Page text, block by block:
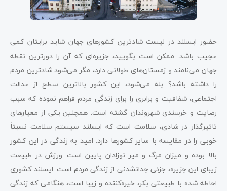
حضور ایسلند در لیست شادترین کشورهای جهان شاید برایتان کمی
عجیب باشد. ممکن است بگویید، جزیره‌ای که آن را دورترین نقطه
جهان می‌نامند و زمستان‌های طولانی دارد، مگر می‌شود شادترین مردم
را داشته باشد؟ بله می‌شود، این کشور بالاترین سطح از عدالت
اجتماعی، شفافیت و برابری را برای زندگی مردم فراهم نموده که سبب
رضایت و خرسندی شهروندان گشته است. همچنین یکی از معیارهای
تاثیرگذار در شادی، سلامت است که ایسلند سیستم سلامت نسبتاً
خوبی را در مقایسه با سایر کشورها دارد. امید به زندگی در این کشور
بالا بوده و میزان مرگ و میر نوزادان پایین است. ورزش در طبیعت
زیبای این جزیره، جزئی جدانشدنی از زندگی مردم است. ایسلند کشوری
احاطه شده با طبیعتی بکر، خیره‌کننده و زیبا است، هنگامی که زندگی